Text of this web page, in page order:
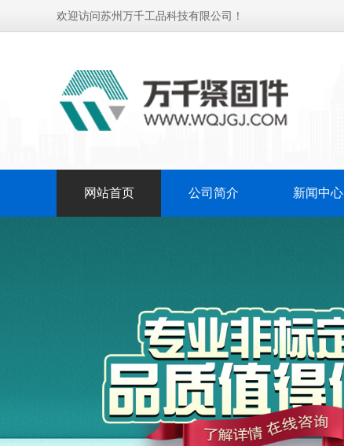
欢迎访问苏州万千工品科技有限公司！
网站首页 公司简介 新闻中心